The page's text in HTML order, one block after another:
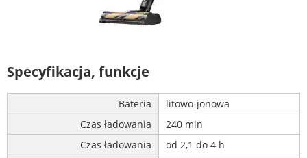
Specyfikacja, funkcje
Bateria
litowo-jonowa
Czas ładowania
240 min
Czas ładowania
od 2,1 do 4 h